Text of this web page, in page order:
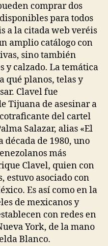
comprar dos
para todos
a la citada web veréis
amplio catálogo con
sino también
y calzado. La temática
qué planos, telas y
Clavel fue
Tijuana de asesinar a
del cartel
Salazar, alias «El
década de 1980, uno
más
Clavel, quien con
estuvo asociado con
Es así como en la
de mexicanos y
con redes en
York, de la mano
Blanco.